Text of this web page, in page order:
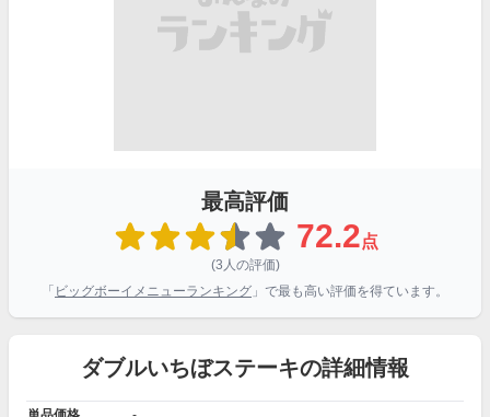
最高評価
72.2点
(3人の評価)
「 ビッグボーイメニューランキング 」で最も高い評価を得ています。
ダブルいちぼステーキの詳細情報